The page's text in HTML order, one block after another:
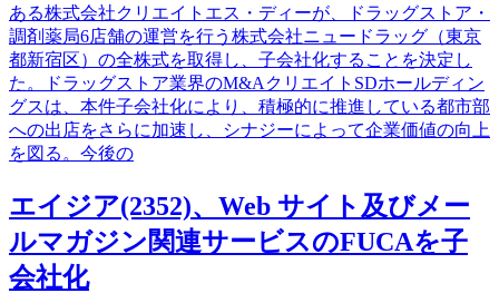
ある株式会社クリエイトエス・ディーが、ドラッグストア・
調剤薬局6店舗の運営を行う株式会社ニュードラッグ（東京
都新宿区）の全株式を取得し、子会社化することを決定し
た。ドラッグストア業界のM&AクリエイトSDホールディン
グスは、本件子会社化により、積極的に推進している都市部
への出店をさらに加速し、シナジーによって企業価値の向上
を図る。今後の
エイジア(2352)、Web サイト及びメー
ルマガジン関連サービスのFUCAを子
会社化